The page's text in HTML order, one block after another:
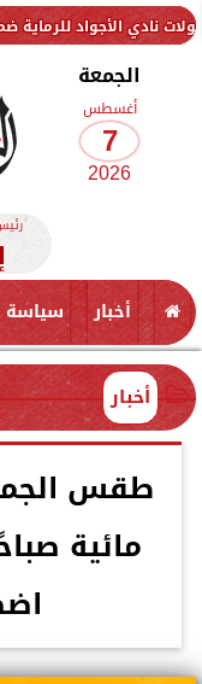
للرماية ضمن مهرجان
الجمعة
أغسطس
7
2026
أخبار سياسة
أخبار
طقس
مائية